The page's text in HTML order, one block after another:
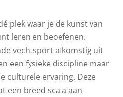
plek waar je de kunst van
leren en beoefenen.
vechtsport afkomstig uit
een fysieke discipline maar
culturele ervaring. Deze
een breed scala aan